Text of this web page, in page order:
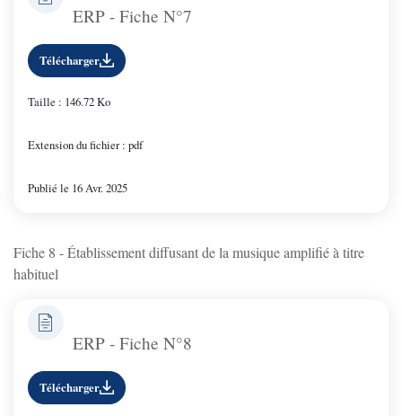
ERP - Fiche N°7
Télécharger
Taille : 146.72 Ko
Extension du fichier : pdf
Publié le 16 Avr. 2025
Fiche 8 - Établissement diffusant de la musique amplifié à titre
habituel
ERP - Fiche N°8
Télécharger